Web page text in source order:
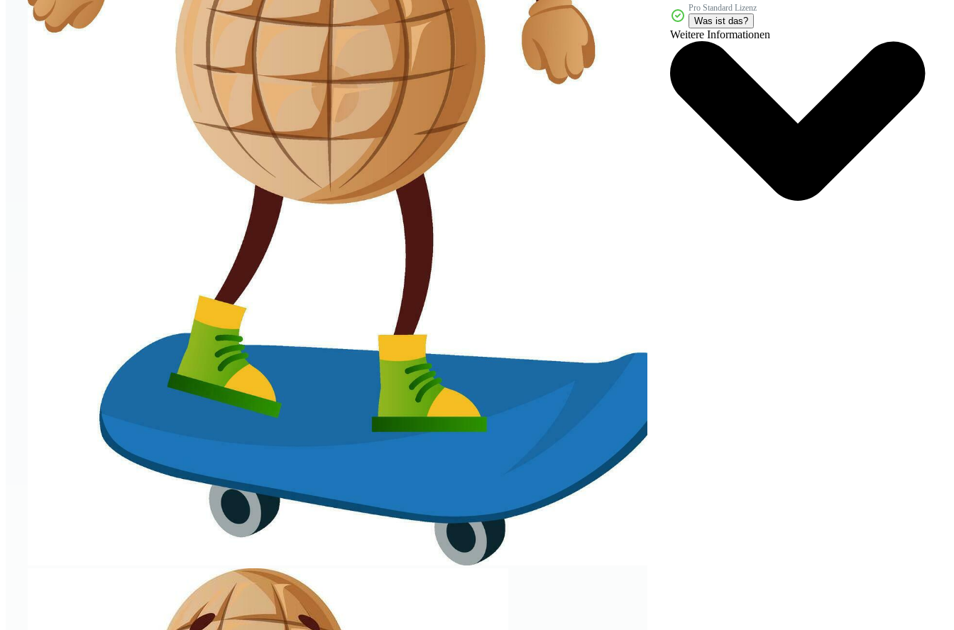
Pro Standard Lizenz
Was ist das?
Weitere Informationen